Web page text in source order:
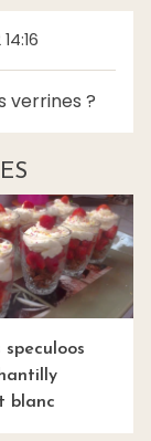
verrines ?
speculoos
blanc